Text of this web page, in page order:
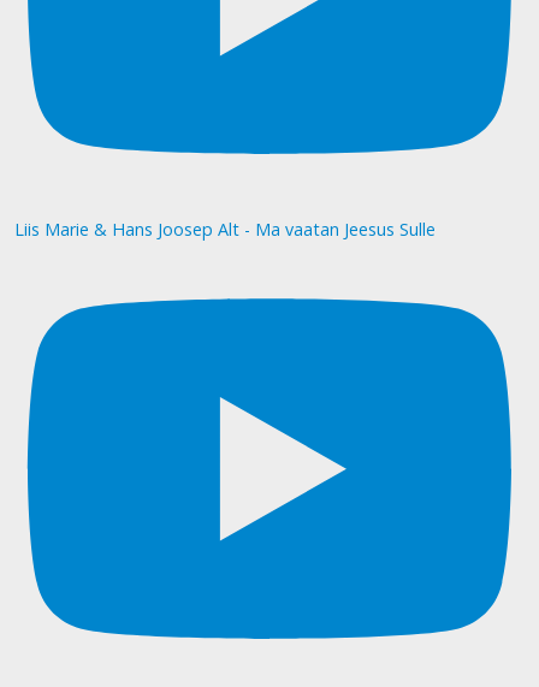
Liis Marie & Hans Joosep Alt - Ma vaatan Jeesus Sulle